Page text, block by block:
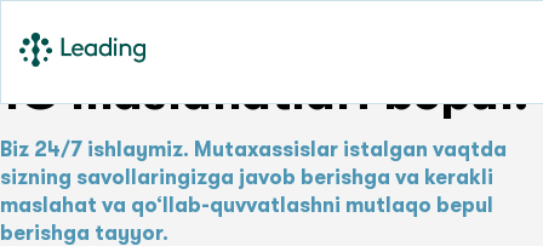
1C maslahatlari bepul!
Biz 24/7 ishlaymiz. Mutaxassislar istalgan vaqtda
sizning savollaringizga javob berishga va kerakli
maslahat va qo‘llab-quvvatlashni mutlaqo bepul
berishga tayyor.